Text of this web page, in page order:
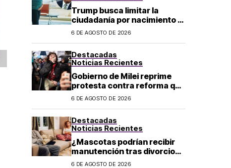
Trump busca limitar la
ciudadanía por nacimiento y
el «turismo de parto» en EU;
6 DE AGOSTO DE 2026
Destacadas
Noticias Recientes
Gobierno de Milei reprime
protesta contra reforma que
permite la venta de tierra a
6 DE AGOSTO DE 2026
Destacadas
Noticias Recientes
¿Mascotas podrían recibir
manutención tras divorcio
de sus dueños en CDMX?
6 DE AGOSTO DE 2026